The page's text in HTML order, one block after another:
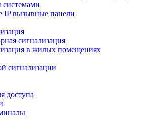
системами
IP вызывные панели
сигнализация
в жилых помещениях
сигнализации
доступа